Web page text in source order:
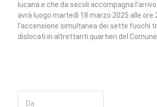
lucana e che da secoli accompagna
avrà luogo martedì 18 marzo 2025 alle ore
l’accensione simultanea dei sette fuochi
dislocati in altrettanti quartieri del Comune